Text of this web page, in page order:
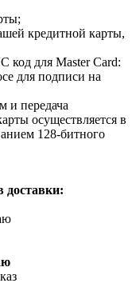
кредитной карты,
код для Master Card:
для подписи на
и передача
осуществляется в
128-битного
доставки: